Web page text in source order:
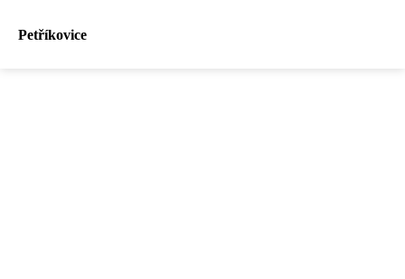
Petříkovice